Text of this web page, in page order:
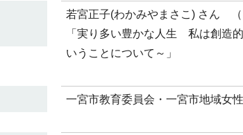
若宮正子(わかみやまさこ) さん （
「実り多い豊かな人生 私は創造
いうことについて～」
一宮市教育委員会・一宮市地域女